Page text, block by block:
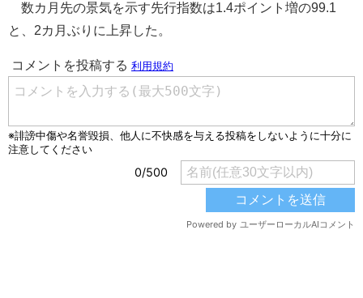
数カ月先の景気を示す先行指数は1.4ポイント増の99.1
と、2カ月ぶりに上昇した。